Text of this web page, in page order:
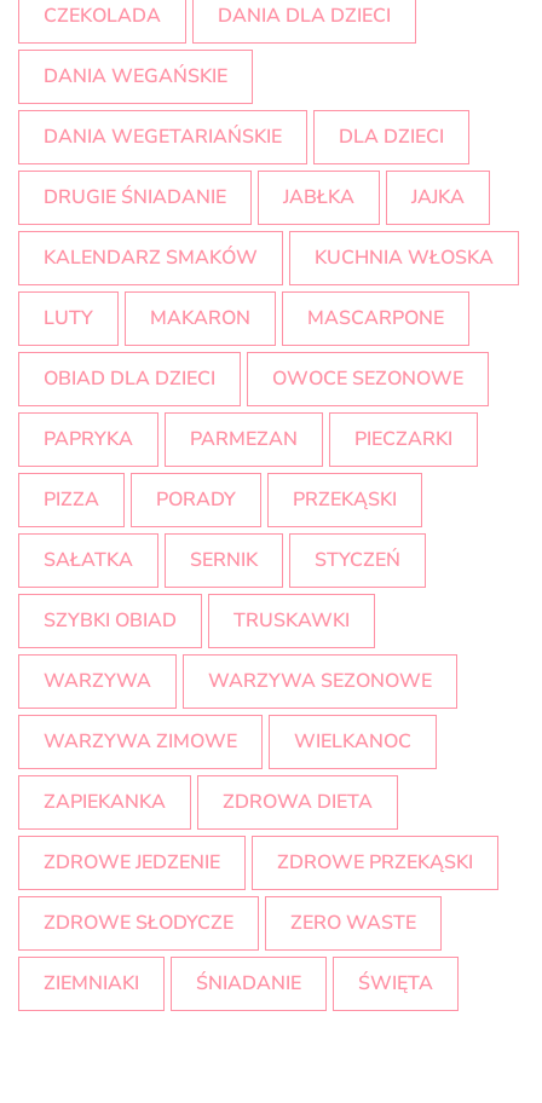
CZEKOLADA DANIA DLA DZIECI
DANIA WEGAŃSKIE
DANIA WEGETARIAŃSKIE DLA DZIECI
DRUGIE ŚNIADANIE JABŁKA JAJKA
KALENDARZ SMAKÓW KUCHNIA WŁOSKA
LUTY MAKARON MASCARPONE
OBIAD DLA DZIECI OWOCE SEZONOWE
PAPRYKA PARMEZAN PIECZARKI
PIZZA PORADY PRZEKĄSKI
SAŁATKA SERNIK STYCZEŃ
SZYBKI OBIAD TRUSKAWKI
WARZYWA WARZYWA SEZONOWE
WARZYWA ZIMOWE WIELKANOC
ZAPIEKANKA ZDROWA DIETA
ZDROWE JEDZENIE ZDROWE PRZEKĄSKI
ZDROWE SŁODYCZE ZERO WASTE
ZIEMNIAKI ŚNIADANIE ŚWIĘTA